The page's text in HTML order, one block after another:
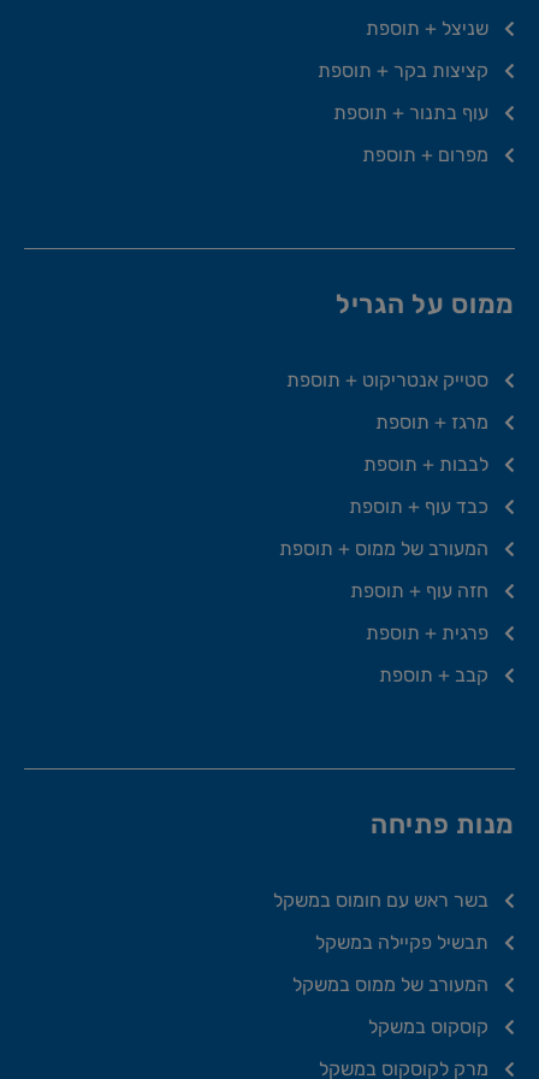
שניצל + תוספת
קציצות בקר + תוספת
עוף בתנור + תוספת
מפרום + תוספת
ממוס על הגריל
סטייק אנטריקוט + תוספת
מרגז + תוספת
לבבות + תוספת
כבד עוף + תוספת
המעורב של ממוס + תוספת
חזה עוף + תוספת
פרגית + תוספת
קבב + תוספת
מנות פתיחה
בשר ראש עם חומוס במשקל
תבשיל פקיילה במשקל
המעורב של ממוס במשקל
קוסקוס במשקל
מרק לקוסקוס במשקל